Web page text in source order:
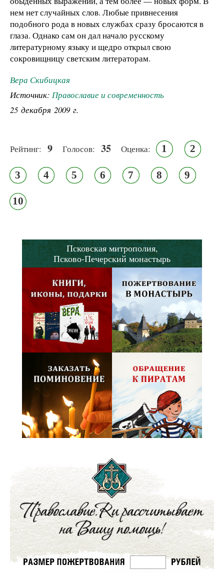
нем нет случайных слов. Любые привнесения
подобного рода в новых службах сразу бросаются в
глаза. Однако сам он дал начало русскому
литературному языку и щедро открыл свою
сокровищницу светским литераторам.
Вера Скибицкая
Источник: Православие и современность
25 декабря 2009 г.
Рейтинг: 9 Голосов: 35 Оценка: 1 2
3 4 5 6 7 8 9
10
Псковская митрополия,
Псково-Печерский монастырь